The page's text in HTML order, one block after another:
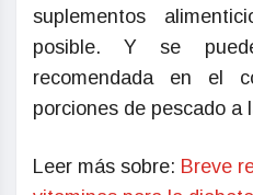
suplementos
posible. Y se
recomendada en el
porciones de pescado a
Leer más sobre: Breve